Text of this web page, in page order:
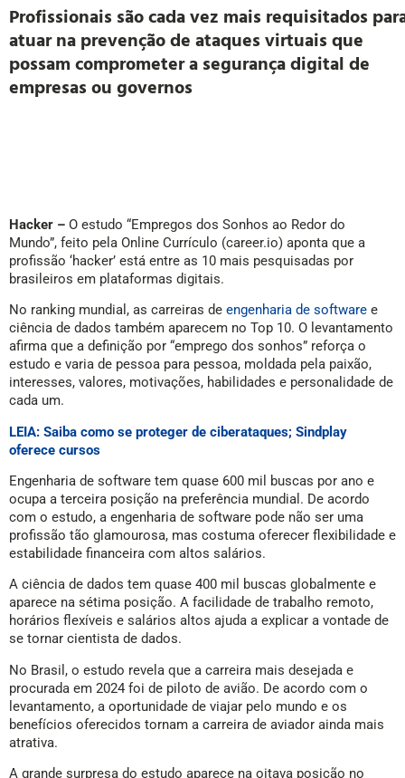
Profissionais são cada vez mais requisitados
atuar na prevenção de ataques virtuais que
possam comprometer a segurança digital de
empresas ou governos
Hacker – O estudo “Empregos dos Sonhos ao Redor do
Mundo”, feito pela Online Currículo (career.io) aponta que a
profissão ‘hacker’ está entre as 10 mais pesquisadas por
brasileiros em plataformas digitais.
No ranking mundial, as carreiras de engenharia de software e
ciência de dados também aparecem no Top 10. O levantamento
afirma que a definição por “emprego dos sonhos” reforça o
estudo e varia de pessoa para pessoa, moldada pela paixão,
interesses, valores, motivações, habilidades e personalidade de
cada um.
LEIA: Saiba como se proteger de ciberataques; Sindplay
oferece cursos
Engenharia de software tem quase 600 mil buscas por ano e
ocupa a terceira posição na preferência mundial. De acordo
com o estudo, a engenharia de software pode não ser uma
profissão tão glamourosa, mas costuma oferecer flexibilidade e
estabilidade financeira com altos salários.
A ciência de dados tem quase 400 mil buscas globalmente e
aparece na sétima posição. A facilidade de trabalho remoto,
horários flexíveis e salários altos ajuda a explicar a vontade de
se tornar cientista de dados.
No Brasil, o estudo revela que a carreira mais desejada e
procurada em 2024 foi de piloto de avião. De acordo com o
levantamento, a oportunidade de viajar pelo mundo e os
benefícios oferecidos tornam a carreira de aviador ainda mais
atrativa.
A grande surpresa do estudo aparece na oitava posição no